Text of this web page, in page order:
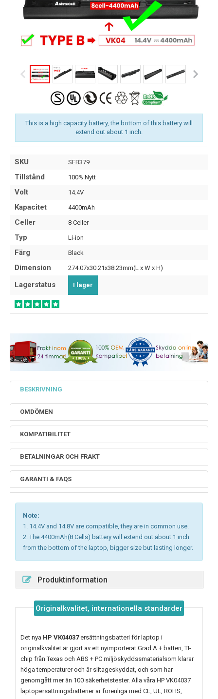
This is a high capacity battery, the bottom of this battery will
extend out about 1 inch.
SKU SEB379
Tillstånd 100% Nytt
Volt 14.4V
Kapacitet 4400mAh
Celler 8 Celler
Typ Li-ion
Färg Black
Dimension 274.07x30.21x38.23mm(L x W x H)
Lagerstatus I lager
BESKRIVNING
OMDÖMEN
KOMPATIBILITET
BETALNINGAR OCH FRAKT
GARANTI & FAQS
Note:
1. 14.4V and 14.8V are compatible, they are in common use.
2. The 4400mAh(8 Cells) battery will extend out about 1 inch
from the bottom of the laptop, bigger size but lasting longer.
Produktinformation
Originalkvalitet, internationella standarder
Det nya HP VK04037ersättningsbatteri för laptop i
originalkvalitet är gjort av ett nyimporterat Grad A + batteri, TI-
chip från Texas och ABS + PC miljöskyddssmaterialsom klarar
höga temperaturer och är slitageskyddat, och som har
genomgått mer än 100 säkerhetstester. Alla våra HP VK04037
laptopersättningsbatterier är förenliga med CE, UL, ROHS,